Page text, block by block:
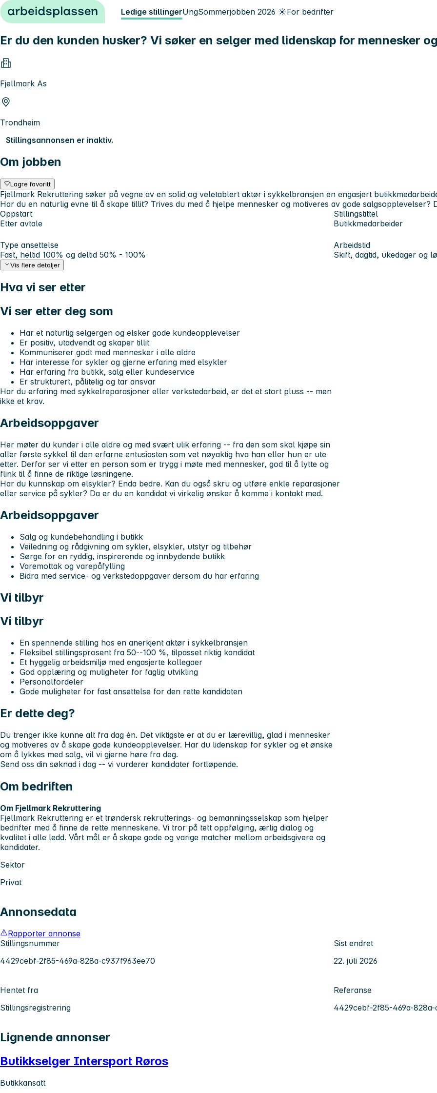
Hopp til innhold Ledige stillingerUngSommerjobben 2026 ☀️For bedrifter
Er du den kunden husker? Vi søker en selger med lidenskap for mennesker
Fjellmark As
Trondheim
Stillingsannonsen er inaktiv.
Om jobben
Lagre favoritt
Fjellmark Rekruttering søker på vegne av en solid og veletablert aktør i sykkelbransjen en engasjert
Har du en naturlig evne til å skape tillit? Trives du med å hjelpe mennesker og motiveres av gode salgsopplevelser?
Oppstart
Etter avtale
Stillingstittel
Butikkmedarbeider
Type ansettelse
Fast, heltid 100% og deltid 50% - 100%
Arbeidstid
Skift, dagtid, ukedager og
Vis flere detaljer
Hva vi ser etter
Vi ser etter deg som
Har et naturlig selgergen og elsker gode kundeopplevelser
Er positiv, utadvendt og skaper tillit
Kommuniserer godt med mennesker i alle aldre
Har interesse for sykler og gjerne erfaring med elsykler
Har erfaring fra butikk, salg eller kundeservice
Er strukturert, pålitelig og tar ansvar
Har du erfaring med sykkelreparasjoner eller verkstedarbeid, er det et stort pluss -- men
ikke et krav.
Arbeidsoppgaver
Her møter du kunder i alle aldre og med svært ulik erfaring -- fra den som skal kjøpe sin
aller første sykkel til den erfarne entusiasten som vet nøyaktig hva han eller hun er ute
etter. Derfor ser vi etter en person som er trygg i møte med mennesker, god til å lytte og
flink til å finne de riktige løsningene.
Har du kunnskap om elsykler? Enda bedre. Kan du også skru og utføre enkle reparasjoner
eller service på sykler? Da er du en kandidat vi virkelig ønsker å komme i kontakt med.
Arbeidsoppgaver
Salg og kundebehandling i butikk
Veiledning og rådgivning om sykler, elsykler, utstyr og tilbehør
Sørge for en ryddig, inspirerende og innbydende butikk
Varemottak og varepåfylling
Bidra med service- og verkstedoppgaver dersom du har erfaring
Vi tilbyr
Vi tilbyr
En spennende stilling hos en anerkjent aktør i sykkelbransjen
Fleksibel stillingsprosent fra 50--100 %, tilpasset riktig kandidat
Et hyggelig arbeidsmiljø med engasjerte kollegaer
God opplæring og muligheter for faglig utvikling
Personalfordeler
Gode muligheter for fast ansettelse for den rette kandidaten
Er dette deg?
Du trenger ikke kunne alt fra dag én. Det viktigste er at du er lærevillig, glad i mennesker
og motiveres av å skape gode kundeopplevelser. Har du lidenskap for sykler og et ønske
om å lykkes med salg, vil vi gjerne høre fra deg.
Send oss din søknad i dag -- vi vurderer kandidater fortløpende.
Om bedriften
Om Fjellmark Rekruttering
Fjellmark Rekruttering er et trøndersk rekrutterings- og bemanningsselskap som hjelper
bedrifter med å finne de rette menneskene. Vi tror på tett oppfølging, ærlig dialog og
kvalitet i alle ledd. Vårt mål er å skape gode og varige matcher mellom arbeidsgivere og
kandidater.
Sektor
Privat
Annonsedata
Rapporter annonse
Stillingsnummer
4429cebf-2f85-469a-828a-c937f963ee70
Sist endret
22. juli 2026
Hentet fra
Stillingsregistrering
Referanse
4429cebf-2f85-469a-
Lignende annonser
Butikkselger Intersport Røros
Butikkansatt